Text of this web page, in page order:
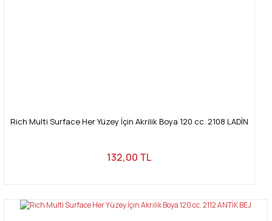
Rich Multi Surface Her Yüzey İçin Akrilik Boya 120 cc. 2108 LADİN
132,00 TL